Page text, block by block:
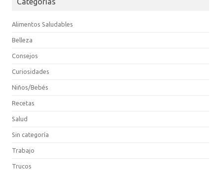
Alimentos Saludables
Belleza
Consejos
Curiosidades
Niños/Bebés
Recetas
Salud
Sin categoría
Trabajo
Trucos